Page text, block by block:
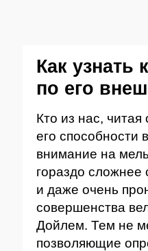
Как узнать
по его
Кто из нас,
его способности
внимание на
гораздо
и даже очень
совершенства
Дойлем. Тем не
позволяющие